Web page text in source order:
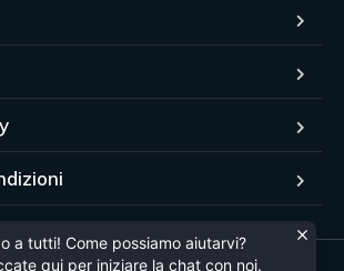
a tutti! Come possiamo aiutarvi?
qui per iniziare la chat con noi.